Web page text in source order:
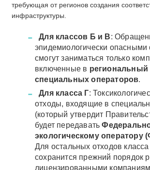
требующая от регионов создания
инфраструктуры.
Для классов Б и В:
эпидемиологически опасными
смогут заниматься только
включенные в региональный
специальных операторов.
Для класса Г:
отходы, входящие в
(который утвердит
будет передавать
экологическому
Для остальных отходов
сохранится прежний порядок
лицензированными